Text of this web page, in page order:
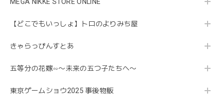
MEGA NIKKE STORE ONLINE
【どこでもいっしょ】トロのよりみち屋
きゃらっぴんすとあ
五等分の花嫁∽〜未来の五つ子たちへ〜
東京ゲームショウ2025 事後物販